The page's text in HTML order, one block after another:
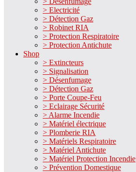
> Electricité
> Détection Gaz
> Robinet RIA
> Protection Respiratoire
> Protection Antichute
Shop
> Extincteurs
> Signalisation
> Désenfumage
> Détection Gaz
> Porte Coupe-Feu
> Eclairage Sécurité
> Alarme Incendie
> Matériel électrique
> Plomberie RIA
> Matériels Respiratoire
> Matériel Antichute
> Matériel Protection Incendie
> Prévention Domestique